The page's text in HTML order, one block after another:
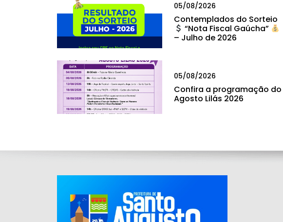
05/08/2026
Contemplados do Sorteio
“Nota Fiscal Gaúcha”
– Julho de 2026
05/08/2026
Confira a programação do
Agosto Lilás 2026